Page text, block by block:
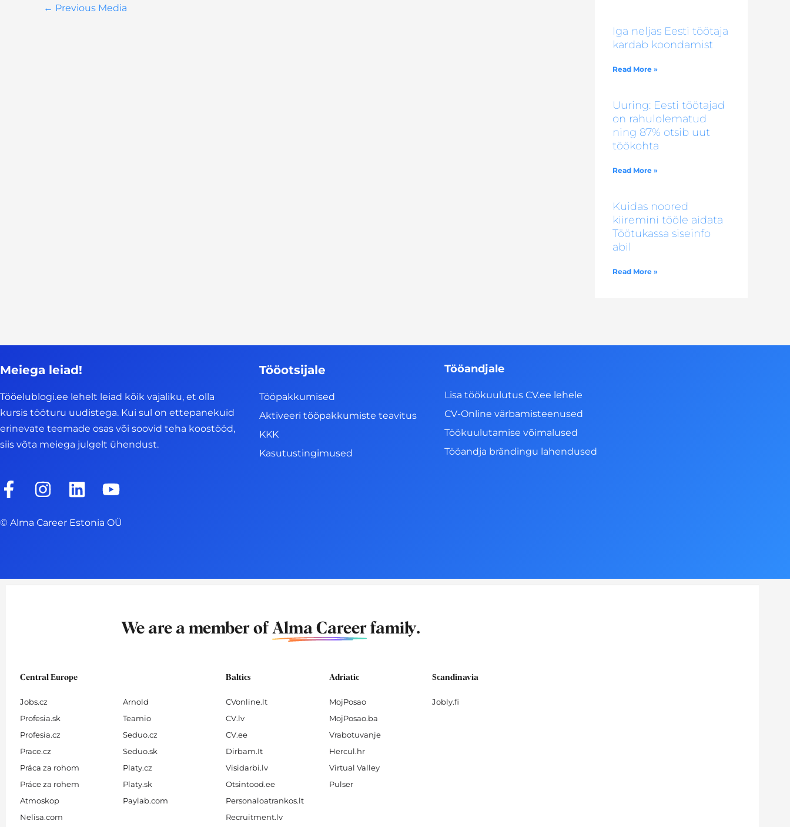
← Previous Media
Iga neljas Eesti töötaja
kardab koondamist
Read More »
Uuring: Eesti töötajad
on rahulolematud
ning 87% otsib uut
töökohta
Read More »
Kuidas noored
kiiremini tööle aidata
Töötukassa siseinfo
abil
Read More »
Meiega leiad!
Tööelublogi.ee lehelt leiad kõik vajaliku, et olla
kursis tööturu uudistega. Kui sul on ettepanekuid
erinevate teemade osas või soovid teha koostööd,
siis võta meiega julgelt ühendust.
F
c
o
I
s
g
L
n
d
Y
u
b
© Alma Career Estonia OÜ
Tööotsijale
Tööpakkumised
Aktiveeri tööpakkumiste teavitus
KKK
Kasutustingimused
Tööandjale
Lisa töökuulutus CV.ee lehele
CV-Online värbamisteenused
Töökuulutamise võimalused
Tööandja brändingu lahendused
We are a member of Alma Careerfamily.
Central Europe
Jobs.cz
Profesia.sk
Profesia.cz
Prace.cz
Práca za rohom
Práce za rohem
Atmoskop
Nelisa.com
Arnold
Teamio
Seduo.cz
Seduo.sk
Platy.cz
Platy.sk
Paylab.com
Baltics
CVonline.lt
CV.lv
CV.ee
Dirbam.It
Visidarbi.lv
Otsintood.ee
Personaloatrankos.lt
Recruitment.lv
Adriatic
MojPosao
MojPosao.ba
Vrabotuvanje
Hercul.hr
Virtual Valley
Pulser
Scandinavia
Jobly.fi